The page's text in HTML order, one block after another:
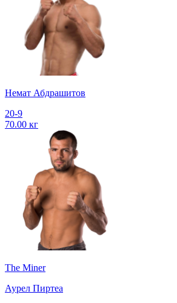
Немат Абдрашитов
20-9
70.00 кг
The Miner
Аурел Пиртеа